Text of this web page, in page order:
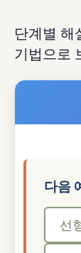
단계별 해
기법으로
다음
선